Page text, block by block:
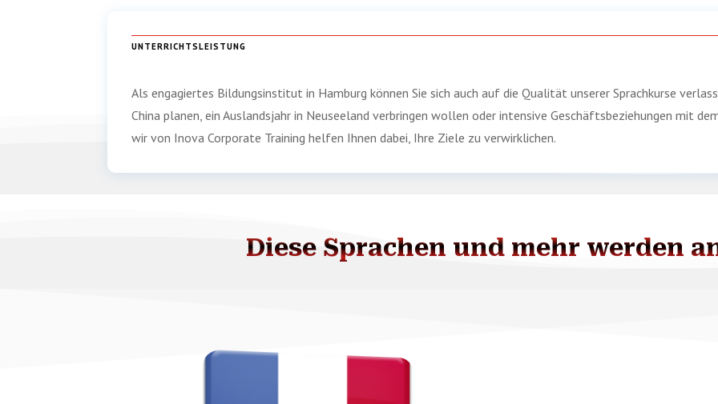
UNTERRICHTSLEISTUNG
Als engagiertes Bildungsinstitut in Hamburg können Sie sich auch auf die Qualität unserer Sprachkurse
China planen, ein Auslandsjahr in Neuseeland verbringen wollen oder intensive Geschäftsbeziehungen mit
wir von Inova Corporate Training helfen Ihnen dabei, Ihre Ziele zu verwirklichen.
Diese Sprachen und mehr werden